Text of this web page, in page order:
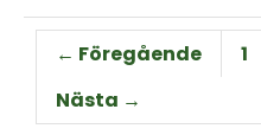
som vet allt om majsens
fördelar, men också om
majsens utmaningar, är Hans
Thorell som började odla
grödan redan på 70-talet.
← Föregående 1
Nästa →